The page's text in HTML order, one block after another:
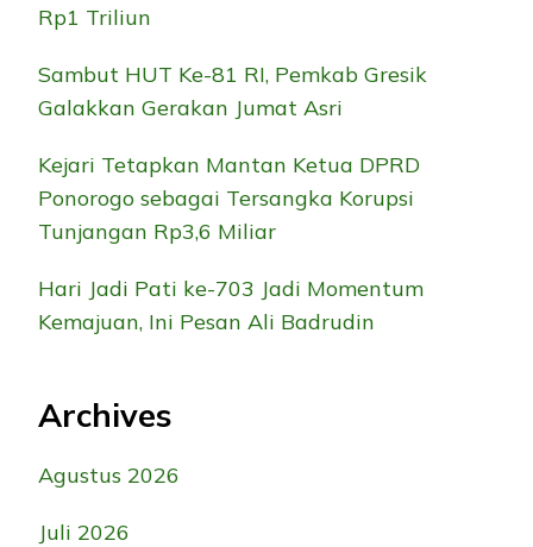
Rp1 Triliun
Sambut HUT Ke-81 RI, Pemkab Gresik
Galakkan Gerakan Jumat Asri
Kejari Tetapkan Mantan Ketua DPRD
Ponorogo sebagai Tersangka Korupsi
Tunjangan Rp3,6 Miliar
Hari Jadi Pati ke-703 Jadi Momentum
Kemajuan, Ini Pesan Ali Badrudin
Archives
Agustus 2026
Juli 2026